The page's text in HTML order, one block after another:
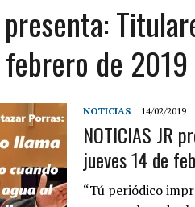
presenta:
de 2019
NOTICIAS 14/02/2019
NOTICIAS JR
jueves 14 de
“Tú periódico